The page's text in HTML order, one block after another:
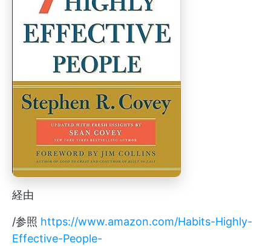
経由
/参照 https://www.amazon.com/Habits-Highly-
Effective-People-